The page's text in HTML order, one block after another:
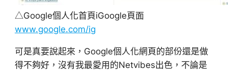
△Google個人化首頁iGoogle頁面
www.google.com/ig
可是真要說起來，Google個人化網頁的部份還是做
得不夠好，沒有我最愛用的Netvibes出色，不論是